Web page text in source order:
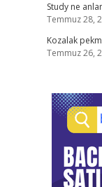
Study ne
Temmuz 28,
Kozalak
Temmuz 26,